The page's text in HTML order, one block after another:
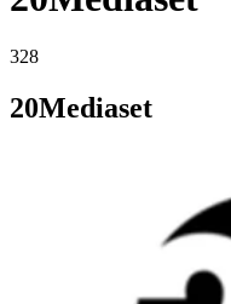
328
20Mediaset